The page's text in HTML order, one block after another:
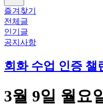
즐겨찾기
전체글
인기글
공지사항
회화 수업 인증 챌
3월 9일 월요